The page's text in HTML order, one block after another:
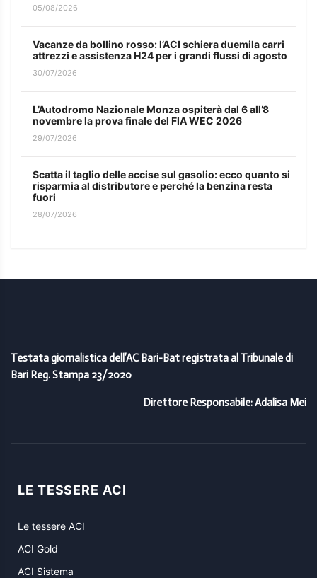
05/08/2026
Vacanze da bollino rosso: l’ACI schiera duemila carri
attrezzi e assistenza H24 per i grandi flussi di agosto
30/07/2026
L’Autodromo Nazionale Monza ospiterà dal 6 all’8
novembre la prova finale del FIA WEC 2026
29/07/2026
Scatta il taglio delle accise sul gasolio: ecco quanto si
risparmia al distributore e perché la benzina resta
fuori
28/07/2026
Testata giornalistica dell’AC Bari-Bat registrata al Tribunale di
Bari Reg. Stampa 23/2020
Direttore Responsabile: Adalisa Mei
LE TESSERE ACI
Le tessere ACI
ACI Gold
ACI Sistema